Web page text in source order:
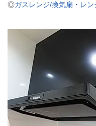
◎ガスレンジ/換気扇・レ